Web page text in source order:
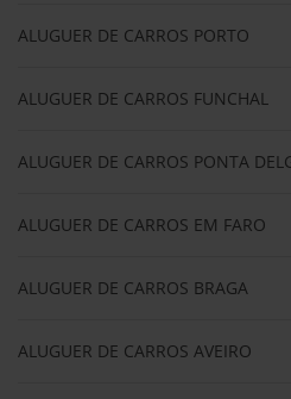
ALUGUER DE CARROS PORTO
ALUGUER DE CARROS FUNCHAL
ALUGUER DE CARROS PONTA
ALUGUER DE CARROS EM FARO
ALUGUER DE CARROS BRAGA
ALUGUER DE CARROS AVEIRO